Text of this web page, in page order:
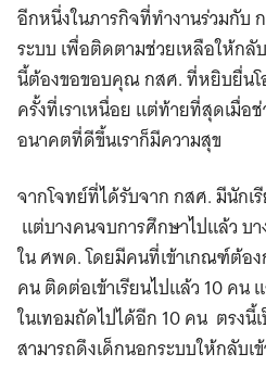
อีกหนึ่งในภารกิจที่ทำงานร่วมกับ
ระบบ เพื่อติดตามช่วยเหลือให้กลั
นี้ต้องขอขอบคุณ กสศ. ที่หยิบยื่นโ
ครั้งที่เราเหนื่อย แต่ท้ายที่สุดเมื่อ
อนาคตที่ดีขึ้นเราก็มีความสุข​
จากโจทย์ที่ได้รับจาก กสศ. มีนักเ
แต่บางคนจบการศึกษาไปแล้ว บ
ใน ศพด. โดยมีคนที่เข้าเกณฑ์ต้อง
คน ติดต่อเข้าเรียนไปแล้ว10คน
ในเทอมถัดไปได้อีก10คน ตรงนี้
สามารถดึงเด็กนอกระบบให้กลับเ